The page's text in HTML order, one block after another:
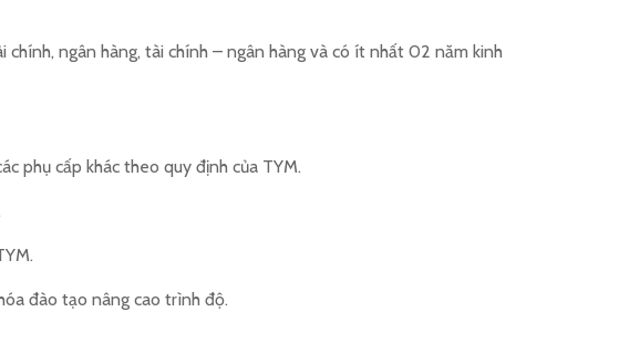
ngân hàng, tài chính – ngân hàng và có ít nhất 02 năm kinh
phụ cấp khác theo quy định của TYM.
đào tạo nâng cao trình độ.